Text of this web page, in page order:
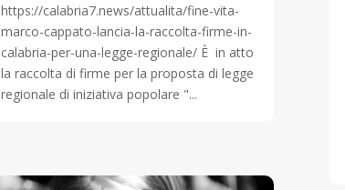
https://calabria7.news/attualita/fine-vita-
marco-cappato-lancia-la-raccolta-firme-in-
calabria-per-una-legge-regionale/ È in atto
la raccolta di firme per la proposta di legge
regionale di iniziativa popolare "...